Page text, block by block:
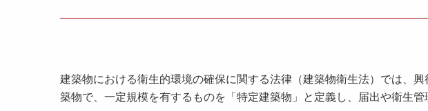
建築物における衛生的環境の確保に関する法律（建築物衛生法）では、
築物で、一定規模を有するものを「特定建築物」と定義し、届出や衛生管